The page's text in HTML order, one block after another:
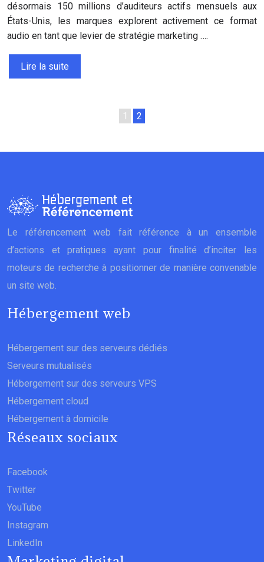
désormais 150 millions d’auditeurs actifs mensuels aux
États-Unis, les marques explorent activement ce format
audio en tant que levier de stratégie marketing ….
Lire la suite
1 2
Le référencement web fait référence à un ensemble
d’actions et pratiques ayant pour finalité d’inciter les
moteurs de recherche à positionner de manière convenable
un site web.
Hébergement web
Hébergement sur des serveurs dédiés
Serveurs mutualisés
Hébergement sur des serveurs VPS
Hébergement cloud
Hébergement à domicile
Réseaux sociaux
Facebook
Twitter
YouTube
Instagram
LinkedIn